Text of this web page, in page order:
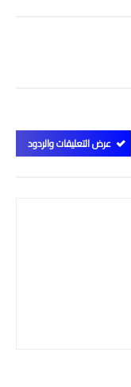
بعد
عرض التعليقات والردود